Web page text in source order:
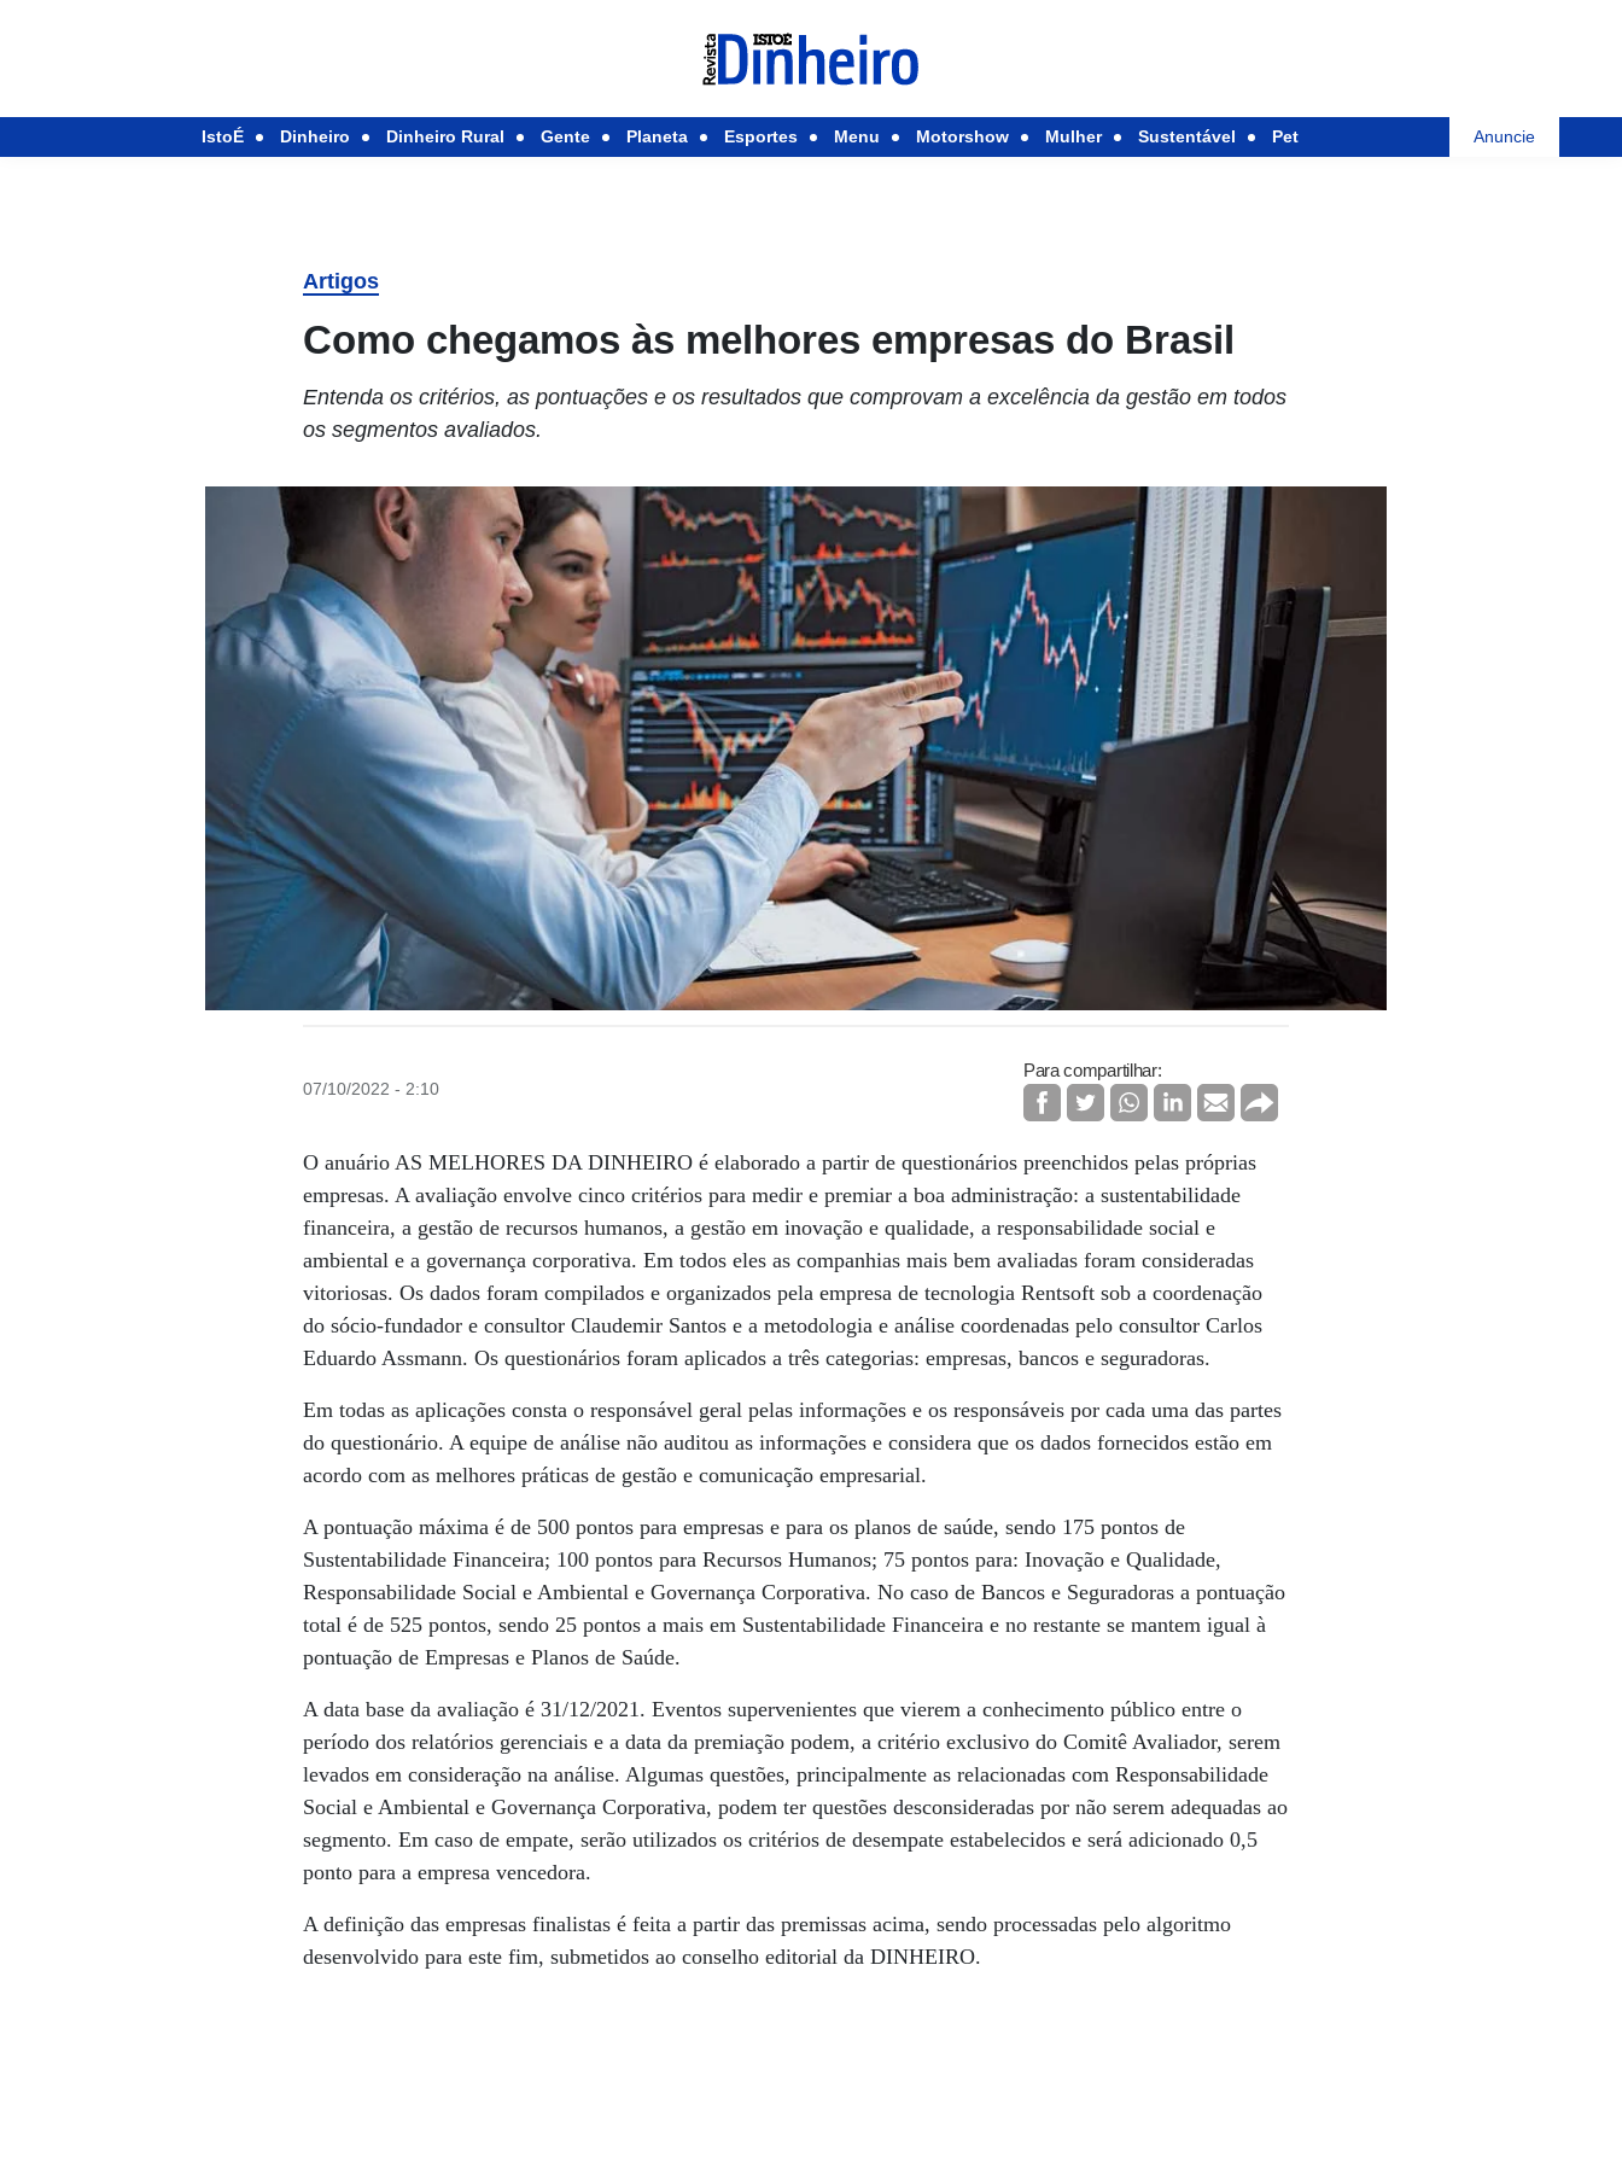
IstoÉ Dinheiro Dinheiro Rural Gente Planeta Esportes Menu Motorshow Mulher Sustentável Pet Anuncie
Artigos
Como chegamos às melhores empresas do Brasil
Entenda os critérios, as pontuações e os resultados que comprovam a excelência da gestão em todos
os segmentos avaliados.
07/10/2022 - 2:10
Para compartilhar:
O anuário AS MELHORES DA DINHEIRO é elaborado a partir de questionários preenchidos pelas próprias
empresas. A avaliação envolve cinco critérios para medir e premiar a boa administração: a sustentabilidade
financeira, a gestão de recursos humanos, a gestão em inovação e qualidade, a responsabilidade social e
ambiental e a governança corporativa. Em todos eles as companhias mais bem avaliadas foram consideradas
vitoriosas. Os dados foram compilados e organizados pela empresa de tecnologia Rentsoft sob a coordenação
do sócio-fundador e consultor Claudemir Santos e a metodologia e análise coordenadas pelo consultor Carlos
Eduardo Assmann. Os questionários foram aplicados a três categorias: empresas, bancos e seguradoras.
Em todas as aplicações consta o responsável geral pelas informações e os responsáveis por cada uma das partes
do questionário. A equipe de análise não auditou as informações e considera que os dados fornecidos estão em
acordo com as melhores práticas de gestão e comunicação empresarial.
A pontuação máxima é de 500 pontos para empresas e para os planos de saúde, sendo 175 pontos de
Sustentabilidade Financeira; 100 pontos para Recursos Humanos; 75 pontos para: Inovação e Qualidade,
Responsabilidade Social e Ambiental e Governança Corporativa. No caso de Bancos e Seguradoras a pontuação
total é de 525 pontos, sendo 25 pontos a mais em Sustentabilidade Financeira e no restante se mantem igual à
pontuação de Empresas e Planos de Saúde.
A data base da avaliação é 31/12/2021. Eventos supervenientes que vierem a conhecimento público entre o
período dos relatórios gerenciais e a data da premiação podem, a critério exclusivo do Comitê Avaliador, serem
levados em consideração na análise. Algumas questões, principalmente as relacionadas com Responsabilidade
Social e Ambiental e Governança Corporativa, podem ter questões desconsideradas por não serem adequadas ao
segmento. Em caso de empate, serão utilizados os critérios de desempate estabelecidos e será adicionado 0,5
ponto para a empresa vencedora.
A definição das empresas finalistas é feita a partir das premissas acima, sendo processadas pelo algoritmo
desenvolvido para este fim, submetidos ao conselho editorial da DINHEIRO.